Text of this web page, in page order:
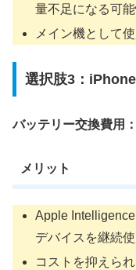
量不足になる可
メイン機として
選択肢3：
バッテリー交換費用
メリット
Apple
デバイスを継続
コストを抑えら